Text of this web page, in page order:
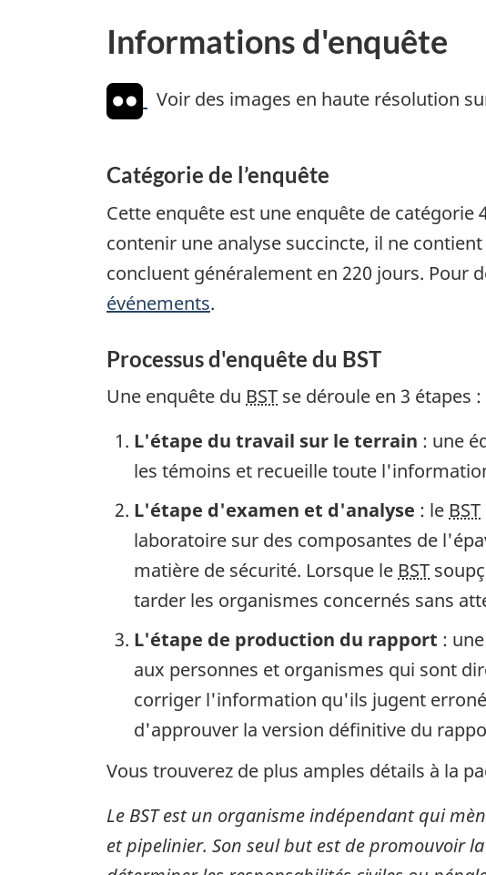
Informations d'enquête
Voir des images en haute résolution
Catégorie de l’enquête
Cette enquête est une enquête de
contenir une analyse succincte, il ne
concluent généralement en 220 jours. Pour
événements.
Processus d'enquête du BST
Une enquête du BST se déroule en 3 étapes :
L'étape du travail sur le terrain : une
les témoins et recueille toute
L'étape d'examen et d'analyse : le BST
laboratoire sur des composantes de
matière de sécurité. Lorsque le BST
tarder les organismes concernés sans
L'étape de production du rapport :
aux personnes et organismes qui sont
corriger l'information qu'ils jugent
d'approuver la version définitive du
Vous trouverez de plus amples détails à la
Le BST est un organisme indépendant qui
et pipelinier. Son seul but est de promouvoir